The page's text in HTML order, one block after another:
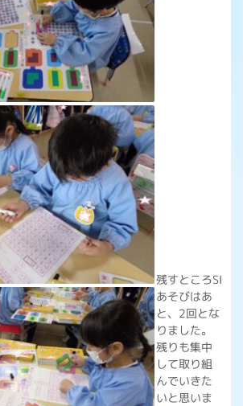
残すところSI
あそびはあ
と、2回とな
りました。
残りも集中
して取り組
んでいきた
いと思いま